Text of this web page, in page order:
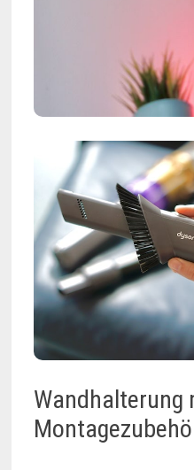
Wandhalterung